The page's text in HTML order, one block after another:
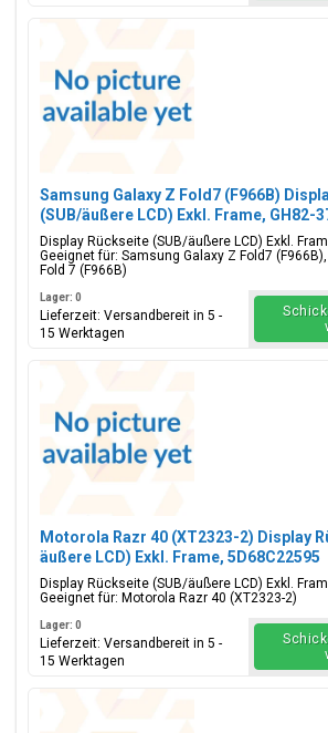
Samsung Galaxy Z Fold7 (F966B)
(SUB/äußere LCD) Exkl. Frame, GH82-
Display Rückseite (SUB/äußere LCD) Exkl.
Geeignet für: Samsung Galaxy Z Fold7
Fold 7 (F966B)
Lager: 0
Lieferzeit: Versandbereit in 5 -
15 Werktagen
Motorola Razr 40 (XT2323-2) Display
äußere LCD) Exkl. Frame, 5D68C22595
Display Rückseite (SUB/äußere LCD) Exkl.
Geeignet für: Motorola Razr 40 (XT2323-2)
Lager: 0
Lieferzeit: Versandbereit in 5 -
15 Werktagen